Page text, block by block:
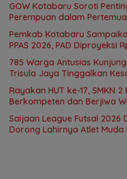
GOW Kotabaru Soroti
Perempuan dalam
Pemkab Kotabaru
PPAS 2026, PAD Diproyeksi
785 Warga Antusias
Trisula Jaya Tinggalkan
Rayakan HUT ke-17, SMKN
Berkompeten dan Berjiwa
Saijaan League Futsal 2026
Dorong Lahirnya Atlet Muda